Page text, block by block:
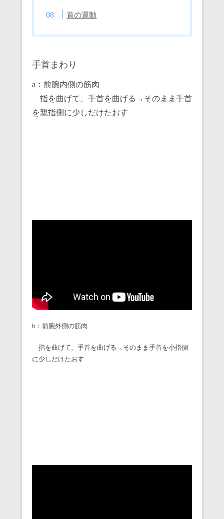
首の運動
手首まわり
a：前腕内側の筋肉
指を曲げて、手首を曲げる→そのまま手首
を親指側に少しだけたおす
b：前腕外側の筋肉
指を曲げて、手首を曲げる→そのまま手首を小指側
に少しだけたおす